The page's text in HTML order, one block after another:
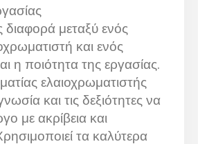
μεταξύ ενός
και ενός
η ποιότητα της εργασίας.
ελαιοχρωματιστής
και τις δεξιότητες να
με ακρίβεια και
τα καλύτερα